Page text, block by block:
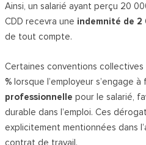
Ainsi, un salarié ayant perçu 20
CDD recevra une indemnité de
de tout compte.
Certaines conventions
% lorsque l’employeur s’engage
professionnelle pour le salarié,
durable dans l’emploi. Ces
explicitement mentionnées dans